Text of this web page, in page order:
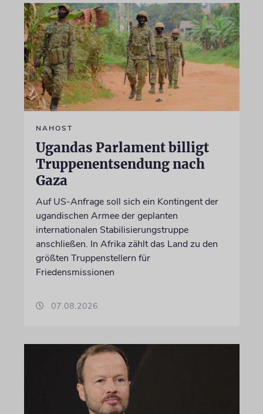
NAHOST
Ugandas Parlament billigt
Truppenentsendung nach
Gaza
Auf US-Anfrage soll sich ein Kontingent der
ugandischen Armee der geplanten
internationalen Stabilisierungstruppe
anschließen. In Afrika zählt das Land zu den
größten Truppenstellern für
Friedensmissionen
07.08.2026